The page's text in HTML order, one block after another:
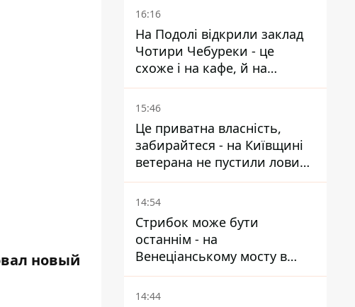
новый
16:16
На Подолі відкрили заклад
Чотири Чебуреки - це
схоже і на кафе, й на
фастфуд
15:46
Це приватна власність,
забирайтеся - на Київщині
ветерана не пустили ловити
рибу в озері
14:54
Стрибок може бути
останнім - на
Венеціанському мосту в
Гідропарку встановили
таблички для відчайдухів
14:44